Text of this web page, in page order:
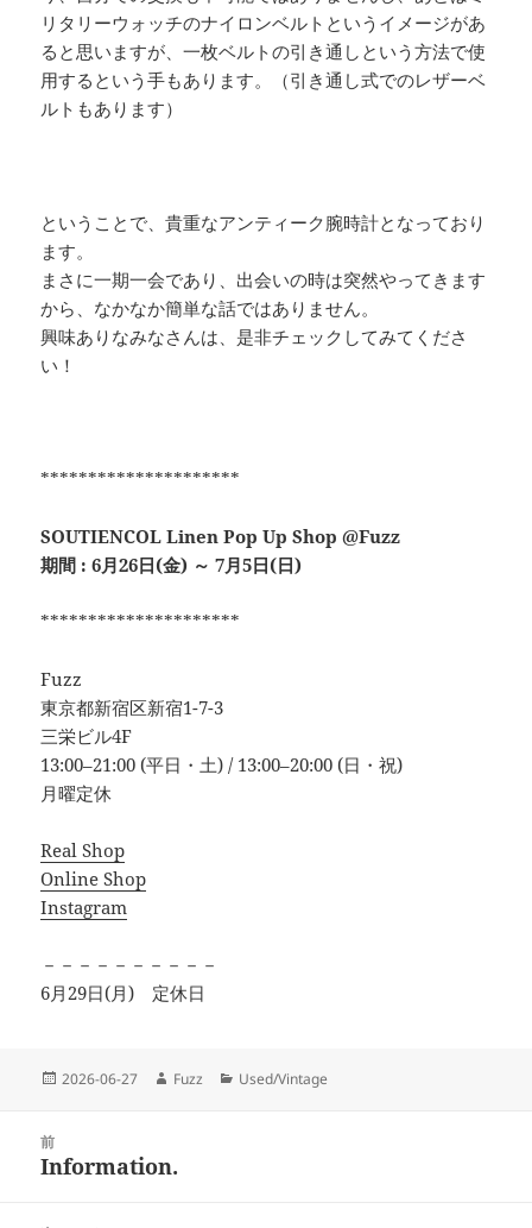
リタリーウォッチのナイロンベルトというイメージがあ
ると思いますが、一枚ベルトの引き通しという方法で使
用するという手もあります。（引き通し式でのレザーベ
ルトもあります）
ということで、貴重なアンティーク腕時計となっており
ます。
まさに一期一会であり、出会いの時は突然やってきます
から、なかなか簡単な話ではありません。
興味ありなみなさんは、是非チェックしてみてくださ
い！
*********************
SOUTIENCOL Linen Pop Up Shop @Fuzz
期間 : 6月26日(金) ～ 7月5日(日)
*********************
Fuzz
東京都新宿区新宿1-7-3
三栄ビル4F
13:00–21:00 (平日・土) / 13:00–20:00 (日・祝)
月曜定休
Real Shop
Online Shop
Instagram
－－－－－－－－－－
6月29日(月) 定休日
投
2026-06-27
作
Fuzz
カ
Used/Vintage
前
前
Information.